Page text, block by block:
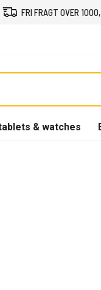
FRI FRAGT OVER
& watches